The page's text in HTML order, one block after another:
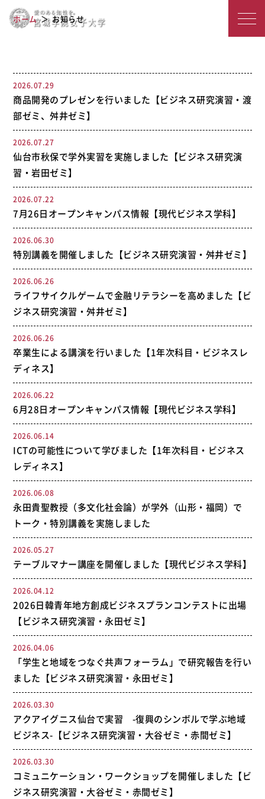
女
子
大
お知らせ
ホーム お知らせ
2026.07.29
商品開発のプレゼンを行いました【ビジネス研究演習・渡
部ゼミ、舛井ゼミ】
2026.07.27
仙台市秋保で学外実習を実施しました【ビジネス研究演
習・岩田ゼミ】
2026.07.22
7月26日オープンキャンパス情報【現代ビジネス学科】
2026.06.30
特別講義を開催しました【ビジネス研究演習・舛井ゼミ】
2026.06.26
ライフサイクルゲームで金融リテラシーを高めました【ビ
ジネス研究演習・舛井ゼミ】
2026.06.26
卒業生による講演を行いました【1年次科目・ビジネスレ
ディネス】
2026.06.22
6月28日オープンキャンパス情報【現代ビジネス学科】
2026.06.14
ICTの可能性について学びました【1年次科目・ビジネス
レディネス】
2026.06.08
永田貴聖教授（多文化社会論）が学外（山形・福岡）で
トーク・特別講義を実施しました
2026.05.27
テーブルマナー講座を開催しました【現代ビジネス学科】
2026.04.12
2026日韓青年地方創成ビジネスプランコンテストに出場
【ビジネス研究演習・永田ゼミ】
2026.04.06
「学生と地域をつなぐ共声フォーラム」で研究報告を行い
ました【ビジネス研究演習・永田ゼミ】
2026.03.30
アクアイグニス仙台で実習 -復興のシンボルで学ぶ地域
ビジネス-【ビジネス研究演習・大谷ゼミ・赤間ゼミ】
2026.03.30
コミュニケーション・ワークショップを開催しました【ビ
ジネス研究演習・大谷ゼミ・赤間ゼミ】